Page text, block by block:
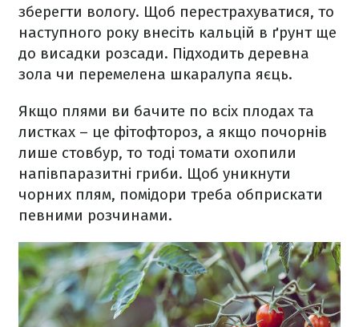
зберегти вологу. Щоб перестрахуватися, то
наступного року внесіть кальцій в ґрунт ще
до висадки розсади. Підходить деревна
зола чи перемелена шкаралупа яєць.
Якщо плями ви бачите по всіх плодах та
листках – це фітофтороз, а якщо почорнів
лише стовбур, то тоді томати охопили
напівпаразитні гриби. Щоб уникнути
чорних плям, помідори треба обприскати
певними розчинами.